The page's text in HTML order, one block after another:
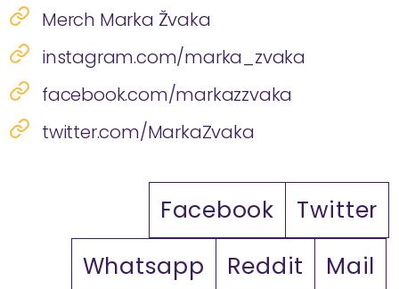
Merch Marka Žvaka
instagram.com/marka_zvaka
facebook.com/markazzvaka
twitter.com/MarkaZvaka
Facebook
Twitter
Whatsapp
Reddit Mail